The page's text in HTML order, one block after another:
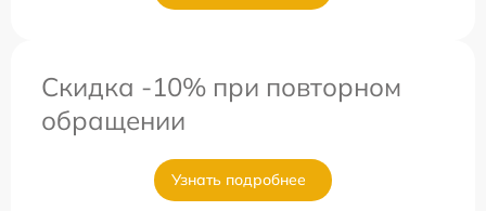
Скидка -10% при повторном
обращении
Узнать подробнее